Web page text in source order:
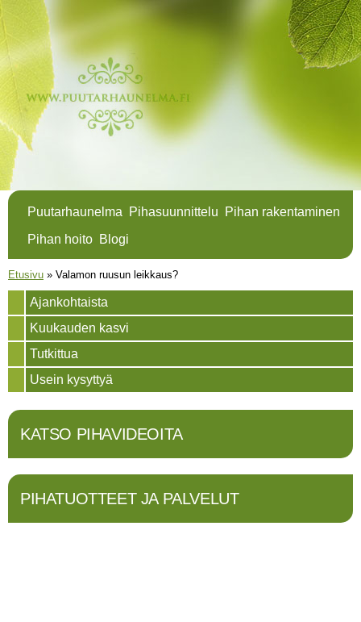
Puutarhaunelma Pihasuunnittelu
Pihan rakentaminen
Pihan hoito Blogi
Olet täällä
Etusivu » Valamon ruusun leikkaus?
Ajankohtaista
Kuukauden kasvi
Tutkittua
Usein kysyttyä
KATSO PIHAVIDEOITA
PIHATUOTTEET JA PALVELUT